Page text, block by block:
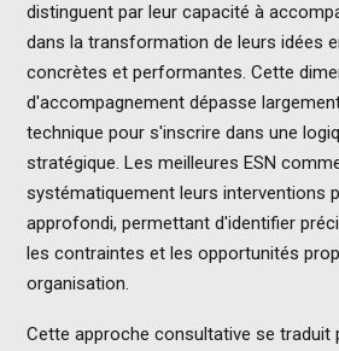
distinguent par leur capacité à
dans la transformation de leurs idées
concrètes et performantes. Cette
d'accompagnement dépasse
technique pour s'inscrire dans une
stratégique. Les meilleures ESN
systématiquement leurs interventions
approfondi, permettant d'identifier
les contraintes et les opportunités
organisation.
Cette approche consultative se traduit